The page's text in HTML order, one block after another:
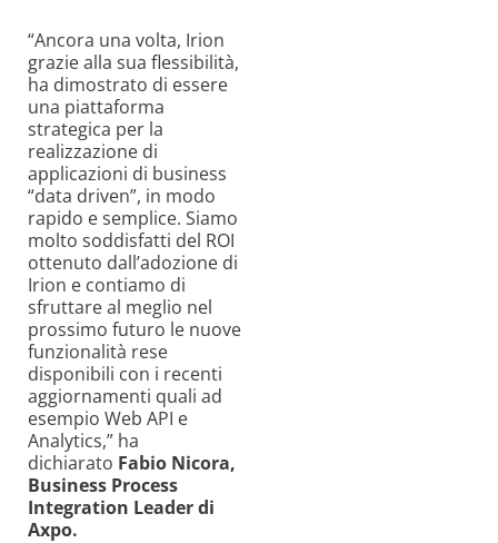
“Ancora una volta, Irion
grazie alla sua flessibilità,
ha dimostrato di essere
una piattaforma
strategica per la
realizzazione di
applicazioni di business
“data driven”, in modo
rapido e semplice. Siamo
molto soddisfatti del ROI
ottenuto dall’adozione di
Irion e contiamo di
sfruttare al meglio nel
prossimo futuro le nuove
funzionalità rese
disponibili con i recenti
aggiornamenti quali ad
esempio Web API e
Analytics,” ha
dichiarato Fabio Nicora,
Business Process
Integration Leader di
Axpo.